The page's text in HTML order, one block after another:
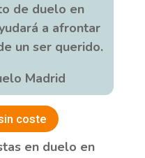
de duelo en
a afrontar
un ser querido.
Madrid
coste
en duelo en